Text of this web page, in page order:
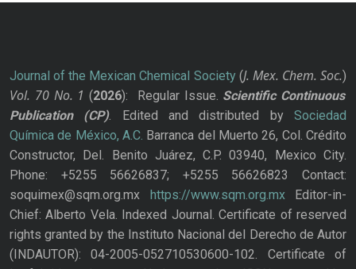
Journal of the Mexican Chemical Society(J. Mex. Chem. Soc.)
Vol. 70 No. 1 (2026): Regular Issue. Scientific Continuous
Publication
(CP). Edited and distributed bySociedad
Química de México, A.C. Barranca del Muerto 26, Col. Crédito
Constructor, Del. Benito Juárez, C.P. 03940, Mexico City.
Phone: +5255 56626837; +5255 56626823 Contact:
soquimex@sqm.org.mx
https://www.sqm.org.mxEditor-in-
Chief: Alberto Vela. Indexed Journal. Certificate of reserved
rights granted by the Instituto Nacional del Derecho de Autor
(INDAUTOR): 04-2005-052710530600-102. Certificate of